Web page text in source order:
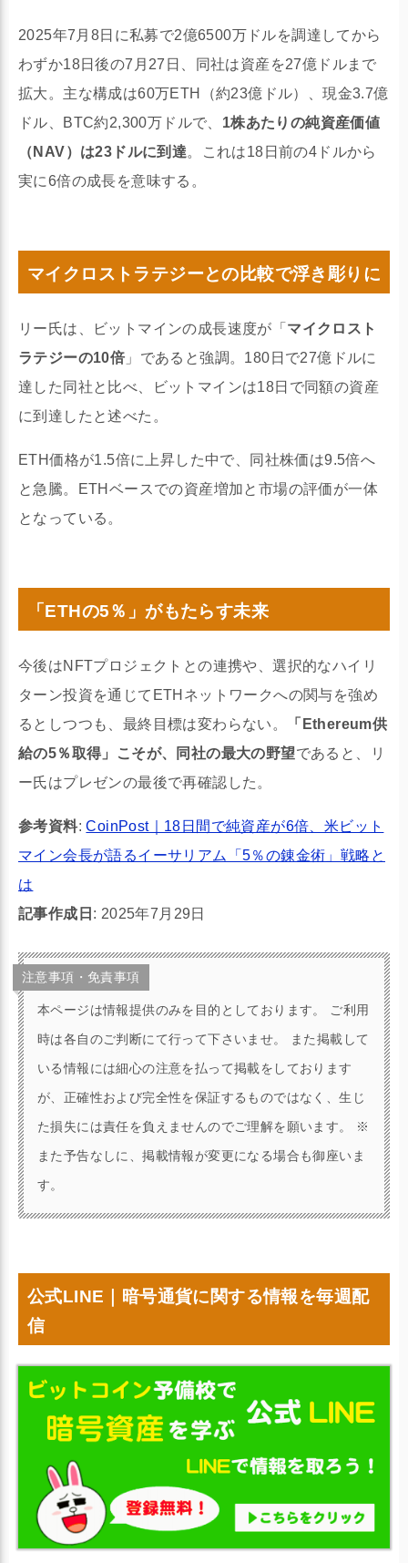
2025年7月8日に私募で2億6500万ドルを調達してから
わずか18日後の7月27日、同社は資産を27億ドルまで
拡大。主な構成は60万ETH（約23億ドル）、現金3.7億
ドル、BTC約2,300万ドルで、 1株あたりの純資産価値
（NAV）は23ドルに到達。これは18日前の4ドルから
実に6倍の成長を意味する。
マイクロストラテジーとの比較で浮き彫りに
リー氏は、ビットマインの成長速度が「 マイクロスト
ラテジーの10倍 」であると強調。180日で27億ドルに
達した同社と比べ、ビットマインは18日で同額の資産
に到達したと述べた。
ETH価格が1.5倍に上昇した中で、同社株価は9.5倍へ
と急騰。ETHベースでの資産増加と市場の評価が一体
となっている。
「ETHの5％」がもたらす未来
今後はNFTプロジェクトとの連携や、選択的なハイリ
ターン投資を通じてETHネットワークへの関与を強め
るとしつつも、最終目標は変わらない。
「Ethereum供
給の5％取得」こそが、同社の最大の野望であると、リ
ー氏はプレゼンの最後で再確認した。
参考資料:CoinPost｜18日間で純資産が6倍、米ビット
マイン会長が語るイーサリアム「5％の錬金術」戦略と
は
記事作成日 : 2025年7月29日
注意事項・免責事項
本ページは情報提供のみを目的としております。 ご利用
時は各自のご判断にて行って下さいませ。 また掲載して
いる情報には細心の注意を払って掲載をしております
が、正確性および完全性を保証するものではなく、生じ
た損失には責任を負えませんのでご理解を願います。 ※
また予告なしに、掲載情報が変更になる場合も御座いま
す。
公式LINE｜暗号通貨に関する情報を毎週配
信